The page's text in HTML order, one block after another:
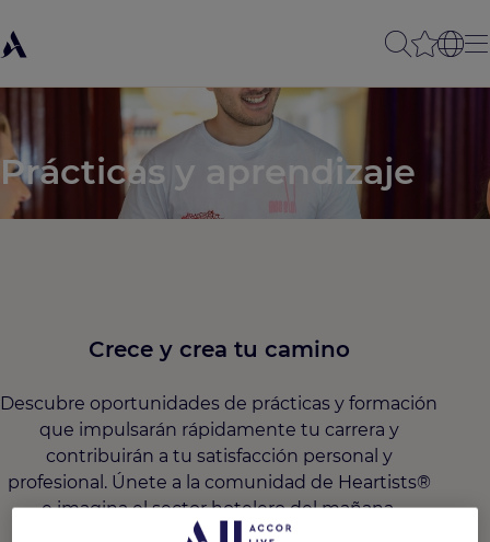
Prácticas y aprendizaje
Crece y crea tu camino
Descubre oportunidades de prácticas y formación
que impulsarán rápidamente tu carrera y
contribuirán a tu satisfacción personal y
profesional. Únete a la comunidad de Heartists®
e imagina el sector hotelero del mañana.